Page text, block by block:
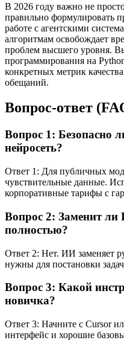
В 2026 году важно не
правильно формулировать
работе с агентскими
алгоритмам освобождает
проблем высшего уровня.
программирования на
конкретных метрик
обещаний.
Вопрос-ответ
Вопрос 1: Безопасно
нейросеть?
Ответ 1: Для публичных
чувствительные данные.
корпоративные тарифы с
Вопрос 2: Заменит
полностью?
Ответ 2: Нет. ИИ заменяет
нужны для постановки
Вопрос 3: Какой
новичка?
Ответ 3: Начните с Cursor
интерфейс и хорошие